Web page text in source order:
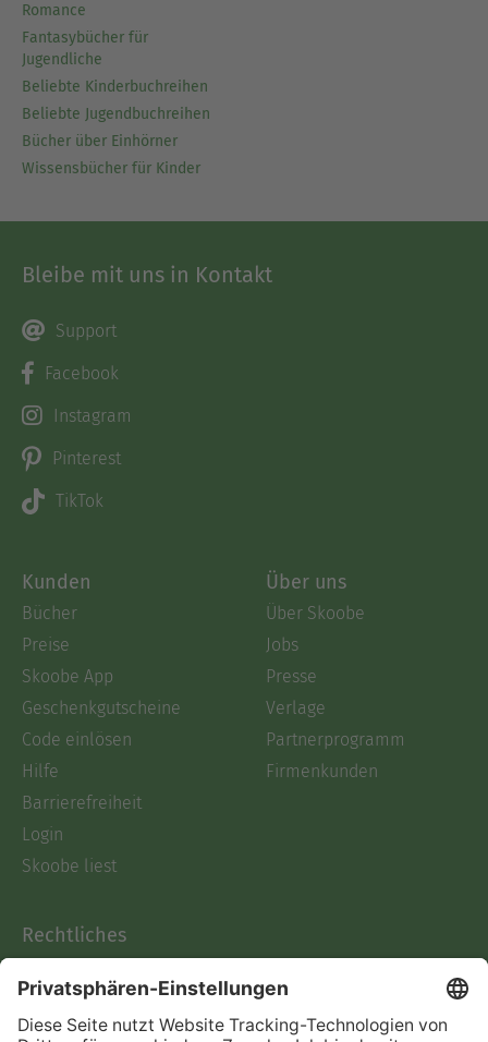
Romance
Fantasybücher für
Jugendliche
Beliebte Kinderbuchreihen
Beliebte Jugendbuchreihen
Bücher über Einhörner
Wissensbücher für Kinder
Bleibe mit uns in Kontakt
Support
Facebook
Instagram
Pinterest
TikTok
Kunden
Bücher
Preise
Skoobe App
Geschenkgutscheine
Code einlösen
Hilfe
Barrierefreiheit
Login
Skoobe liest
Über uns
Über Skoobe
Jobs
Presse
Verlage
Partnerprogramm
Firmenkunden
Rechtliches
AGB
Informationen nach Data